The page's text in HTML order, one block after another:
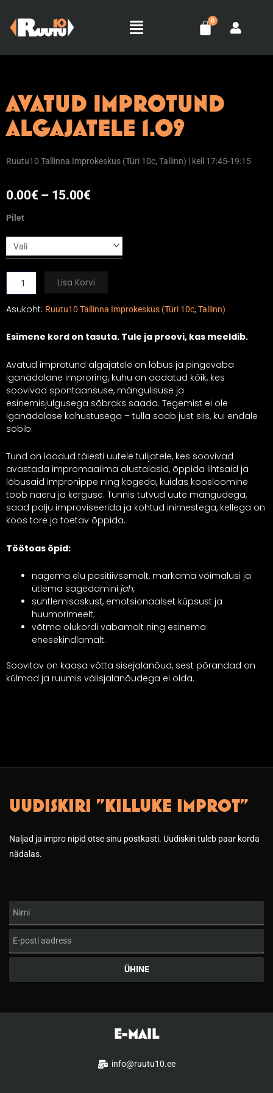
content
Menu
AVATUD IMPROTUND
ALGAJATELE 1.09
Ruutu10 Tallinna Improkeskus (Türi 10c, Tallinn) | kell 17:45-19:15
0.00€ – 15.00€Hinnavahemik:
kuni
15.00€
Pilet
AVATUD
ALGAJATELE
1.09
kogus
Lisa Korvi
Asukoht: Ruutu10 Tallinna Improkeskus (Türi 10c, Tallinn)
Esimene kord on tasuta. Tule ja proovi, kas meeldib.
Avatud improtund algajatele on lõbus ja pingevaba
iganädalane improring, kuhu on oodatud kõik, kes
soovivad spontaansuse, mängulisuse ja
esinemisjulgusega sõbraks saada. Tegemist ei ole
iganädalase kohustusega – tulla saab just siis, kui endale
sobib.
Tund on loodud täiesti uutele tulijatele, kes soovivad
avastada impromaailma alustalasid, õppida lihtsaid ja
lõbusaid impronippe ning kogeda, kuidas koosloomine
toob naeru ja kerguse. Tunnis tutvud uute mängudega,
saad palju improviseerida ja kohtud inimestega, kellega on
koos tore ja toetav õppida.
Töötoas õpid:
nägema elu positiivsemalt, märkama võimalusi ja
ütlema sagedamini jah;
suhtlemisoskust, emotsionaalset küpsust ja
huumorimeelt;
võtma olukordi vabamalt ning esinema
enesekindlamalt.
Soovitav on kaasa võtta sisejalanõud, sest põrandad on
külmad ja ruumis välisjalanõudega ei olda.
UUDISKIRI "KILLUKE IMPROT"
Naljad ja impro nipid otse sinu postkasti. Uudiskiri tuleb paar korda
nädalas.
Nimi
Email
ÜHINE
E-MAIL
info@ruutu10.ee